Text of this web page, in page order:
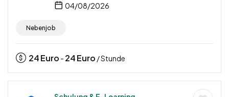
04/08/2026
Nebenjob
24Euro - 24Euro / Stunde